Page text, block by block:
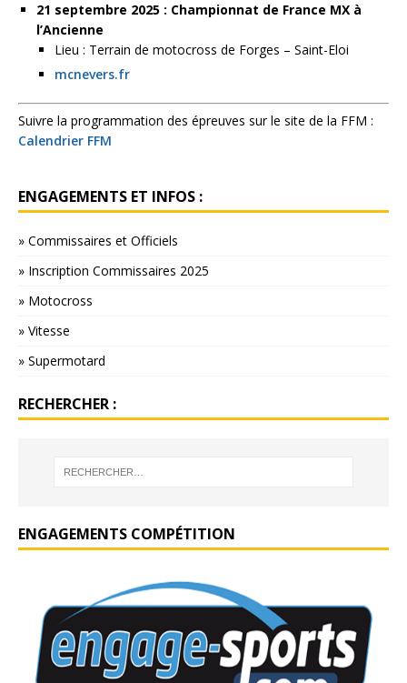
21 septembre 2025 : Championnat de France MX à
l’Ancienne
Lieu : Terrain de motocross de Forges – Saint-Eloi
mcnevers.fr
Suivre la programmation des épreuves sur le site de la FFM :
Calendrier FFM
ENGAGEMENTS ET INFOS :
» Commissaires et Officiels
» Inscription Commissaires 2025
» Motocross
» Vitesse
» Supermotard
RECHERCHER :
ENGAGEMENTS COMPÉTITION